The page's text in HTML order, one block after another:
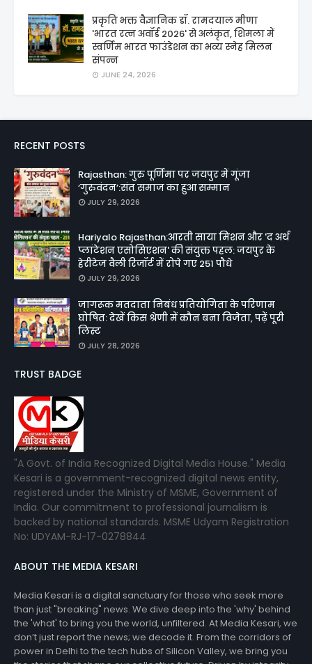
प्रकृति भक्त वैज्ञानिक डॉ. रामदयाल मीणा
'भारत रत्न अवॉर्ड 2026' से अलंकृत, शिमला में
स्वर्णिम भारत फाउंडेशन का भव्य स्नेह मिलन
संपन्न
JUNE 24, 2026
RECENT POSTS
Rajasthan: गुरु पूर्णिमा पर जयपुर में गूंजा
‘गुरुवंदन’:संत समाज का हुआ सम्मान
JULY 29, 2026
Hariyalo Rajasthan:आरती साया मिशन और 'द अर्थ
प्लांटेशन एसोसिएशन' की संयुक्त पहल: जयपुर के
हेरीटेज वैली रिजॉर्ट में रोपे गए 251 पौधे
JULY 29, 2026
जागरूक मतदाता निबंध प्रतियोगिता के परिणाम
घोषित: देखें किस श्रेणी में कौन बना विजेता, पढ़ें पूरी
लिस्ट
JULY 28, 2026
TRUST BADGE
"A Govt. of India Recognized Digital Media House." Media
Kesari is a government-recognized digital news entity,
registered under the Ministry of MSME, Government of
India. Our commitment to professional journalism is
backed by national standards. MSME Udyam Registration
No: UDYAM-RJ-17-0278844
ABOUT THE MEDIA KESARI
Media Kesari is a digital sanctuary for those who seek more
than just "breaking" news. We dive deep into the 'why' behind
the 'what' to bring you the world, unfiltered. At Media Kesari, we
don’t just report the news; we decode it. From the corridors of
power in Delhi to the tech hubs of Silicon Valley, we bring you